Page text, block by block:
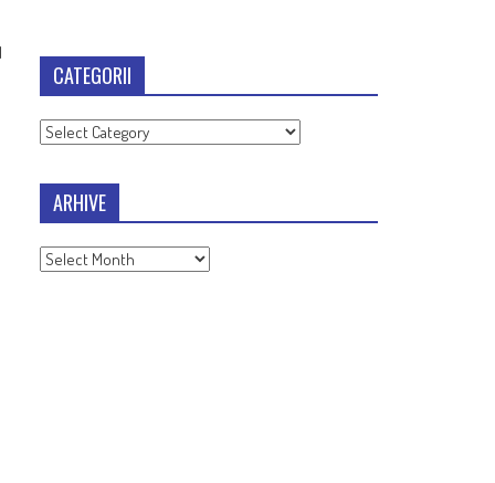
CATEGORII
Categorii
ARHIVE
Arhive